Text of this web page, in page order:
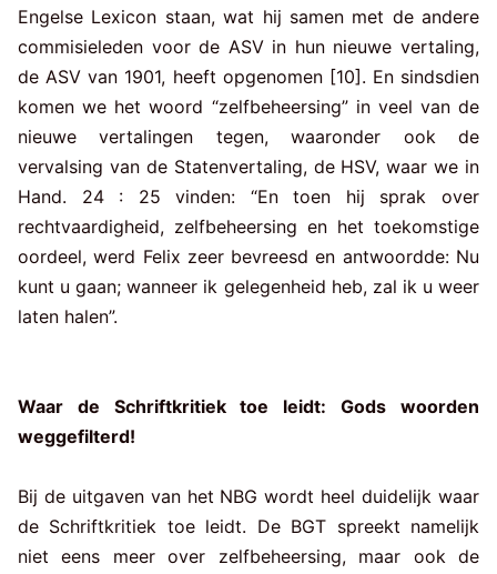
Engelse Lexicon staan, wat hij samen met de andere
commisieleden voor de ASV in hun nieuwe vertaling,
de ASV van 1901, heeft opgenomen [10]. En sindsdien
komen we het woord “zelfbeheersing” in veel van de
nieuwe vertalingen tegen, waaronder ook de
vervalsing van de Statenvertaling, de HSV, waar we in
Hand. 24 : 25 vinden: “En toen hij sprak over
rechtvaardigheid, zelfbeheersing en het toekomstige
oordeel, werd Felix zeer bevreesd en antwoordde: Nu
kunt u gaan; wanneer ik gelegenheid heb, zal ik u weer
laten halen”.
Waar de Schriftkritiek toe leidt: Gods woorden
weggefilterd!
Bij de uitgaven van het NBG wordt heel duidelijk waar
de Schriftkritiek toe leidt. De BGT spreekt namelijk
niet eens meer over zelfbeheersing, maar ook de